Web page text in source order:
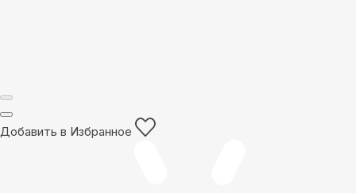
Добавить в Избранное